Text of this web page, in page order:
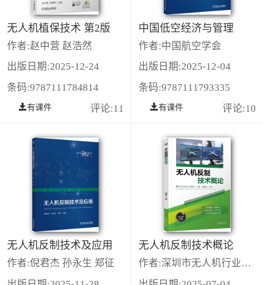
无人机植保技术 第2版
作者:赵中营 赵浩然
出版日期:2025-12-24
条码:9787111784814
有课件 评论:11
中国低空经济与管理
作者:中国航空学会
出版日期:2025-12-04
条码:9787111793335
有课件 评论:10
无人机反制技术及应用
作者:倪君杰 孙永生 郑征
无人机反制技术概论
作者:深圳市无人机行业协会 贾恒旦